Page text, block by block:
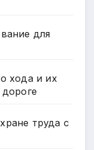
для
хода и их
труда с